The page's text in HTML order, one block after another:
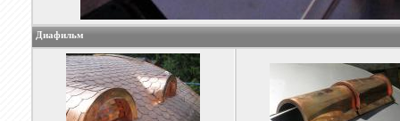
Диафильм